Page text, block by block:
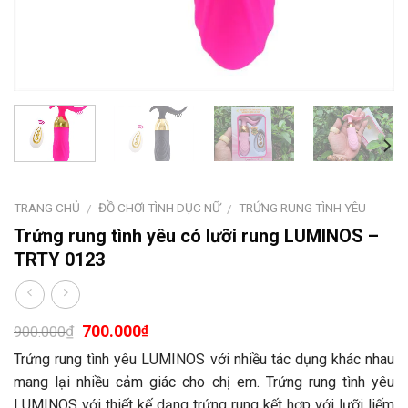
TRANG CHỦ / ĐỒ CHƠI TÌNH DỤC NỮ / TRỨNG RUNG TÌNH YÊU
Trứng rung tình yêu có lưỡi rung LUMINOS –
TRTY 0123
900.000₫ 700.000₫
Trứng rung tình yêu LUMINOS với nhiều tác dụng khác nhau
mang lại nhiều cảm giác cho chị em. Trứng rung tình yêu